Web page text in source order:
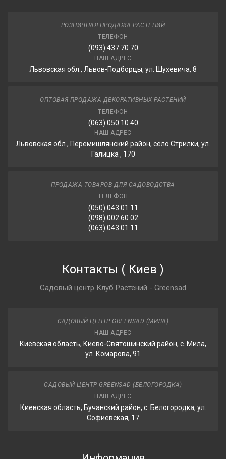
РОЗНИЧНАЯ ПРОДАЖА РАСТЕНИЙ
ТЕЛЕФОН
(093) 437 70 70
НАШ АДРЕС
Львовская обл., Львов-Подборцы, ул. Шухевича, 8
ОПТОВАЯ ПРОДАЖА ДЕКОРАТИВНЫХ РАСТЕНИЙ
ТЕЛЕФОН
(063) 050 10 40
НАШ АДРЕС
Львовская обл., Перемишлянский район, село Стрилки, ул.
Галицка , 170
ПРОДАЖА ТОВАРОВ ДЛЯ САДОВОДСТВА
ТЕЛЕФОН
(050) 043 01 11
(098) 002 60 02
(063) 043 01 11
Контакты ( Киев )
Садовый центр Клуб Растений - Greensad
САДОВЫЙ ЦЕНТР GREENSAD (МИЛА)
НАШ АДРЕС
Киевская область, Киево-Святошинский район, с. Мила,
ул. Комарова, 91
САДОВЫЙ ЦЕНТР GREENSAD (БЕЛОГОРОДКА)
НАШ АДРЕС
Киевская область, Бучанский район, с. Белогородка, ул.
Софиевская, 17